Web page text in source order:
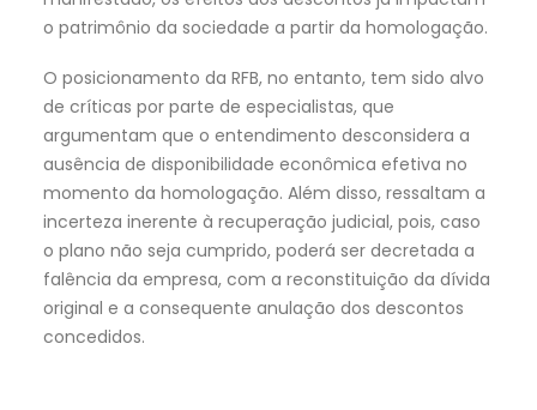
o patrimônio da sociedade a partir da homologação.
O posicionamento da RFB, no entanto, tem sido alvo
de críticas por parte de especialistas, que
argumentam que o entendimento desconsidera a
ausência de disponibilidade econômica efetiva no
momento da homologação. Além disso, ressaltam a
incerteza inerente à recuperação judicial, pois, caso
o plano não seja cumprido, poderá ser decretada a
falência da empresa, com a reconstituição da dívida
original e a consequente anulação dos descontos
concedidos.